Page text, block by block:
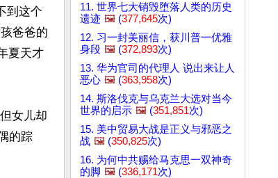
到这个
爸爸的
夏天才
女儿却
的踪
11. 世界七大销毁堕落人类的历史
遗迹 🖼️ (377,645次)
12. 习一封美丽信，获川普一优雅
身段 🖼️ (372,893次)
13. 华为官司的代理人 说出来让人
恶心 🖼️ (363,958次)
14. 斯洛伐克与乌克兰大选对当今
世界的启示 🖼️ (351,851次)
15. 美中贸易大战是正义与邪恶之
战 🖼️ (350,825次)
16. 为何中共赐给马克思一双神奇
的脚 🖼️ (336,171次)